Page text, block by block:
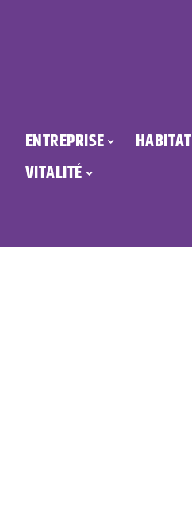
ENTREPRISE HABITAT
VITALITÉ